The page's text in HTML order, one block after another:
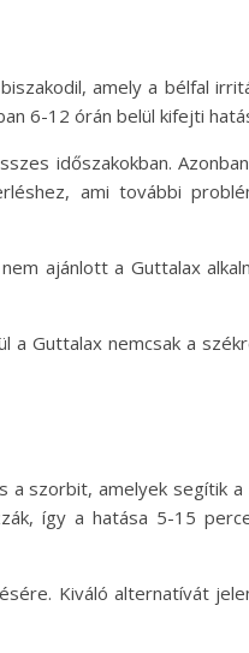
amely a bélfal
6-12 órán belül kifejti
időszakokban.
ami további
ajánlott a Guttalax
a Guttalax nemcsak a
a szorbit, amelyek segítik
így a hatása 5-15
Kiváló alternatívát